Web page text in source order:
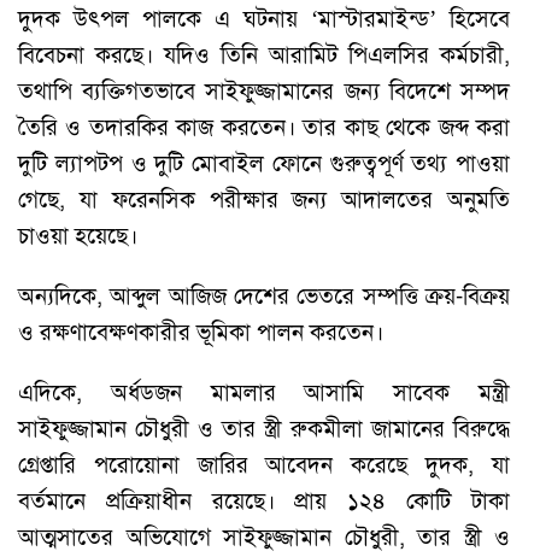
দুদক উৎপল পালকে এ ঘটনায় ‘মাস্টারমাইন্ড’ হিসেবে
বিবেচনা করছে। যদিও তিনি আরামিট পিএলসির কর্মচারী,
তথাপি ব্যক্তিগতভাবে সাইফুজ্জামানের জন্য বিদেশে সম্পদ
তৈরি ও তদারকির কাজ করতেন। তার কাছ থেকে জব্দ করা
দুটি ল্যাপটপ ও দুটি মোবাইল ফোনে গুরুত্বপূর্ণ তথ্য পাওয়া
গেছে, যা ফরেনসিক পরীক্ষার জন্য আদালতের অনুমতি
চাওয়া হয়েছে।
অন্যদিকে, আব্দুল আজিজ দেশের ভেতরে সম্পত্তি ক্রয়-বিক্রয়
ও রক্ষণাবেক্ষণকারীর ভূমিকা পালন করতেন।
এদিকে, অর্ধডজন মামলার আসামি সাবেক মন্ত্রী
সাইফুজ্জামান চৌধুরী ও তার স্ত্রী রুকমীলা জামানের বিরুদ্ধে
গ্রেপ্তারি পরোয়োনা জারির আবেদন করেছে দুদক, যা
বর্তমানে প্রক্রিয়াধীন রয়েছে। প্রায় ১২৪ কোটি টাকা
আত্মসাতের অভিযোগে সাইফুজ্জামান চৌধুরী, তার স্ত্রী ও